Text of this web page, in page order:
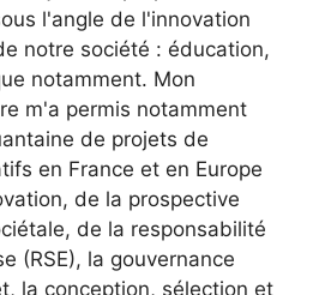
l'angle de l'innovation
notre société : éducation,
notamment. Mon
m'a permis notamment
de projets de
en France et en Europe
de la prospective
de la responsabilité
(RSE), la gouvernance
la conception, sélection et